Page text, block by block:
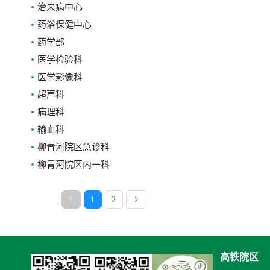
治未病中心
药浴保健中心
药学部
医学检验科
医学影像科
超声科
病理科
输血科
柳青河院区急诊科
柳青河院区内一科
1 2
高铁院区